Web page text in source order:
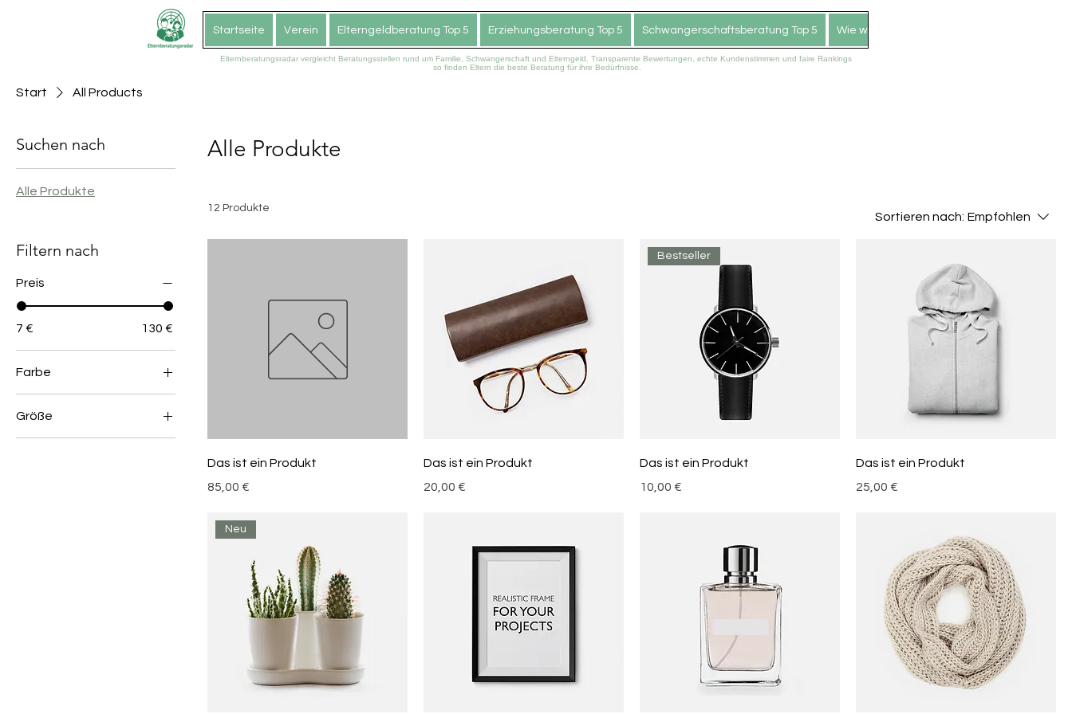
Startseite Verein Elterngeldberatung Top 5 Erziehungsberatung Top 5 Schwangerschaftsberatung Top 5 Wie wir arbeiten
Elternberatungsradar vergleicht Beratungsstellen rund um Familie, Schwangerschaft und Elterngeld. Transparente Bewertungen, echte Kundenstimmen und faire Rankings
so finden Eltern die beste Beratung für ihre Bedürfnisse.
Start All Products
Suchen nach
Alle Produkte
Filtern nach
Preis
7 € 130 €
Farbe
Größe
Alle Produkte
12 Produkte
Sortieren nach: Empfohlen
Das ist ein Produkt
Preis
85,00 €
Das ist ein Produkt
Preis
20,00 €
Bestseller
Das ist ein Produkt
Preis
10,00 €
Das ist ein Produkt
Preis
25,00 €
Neu